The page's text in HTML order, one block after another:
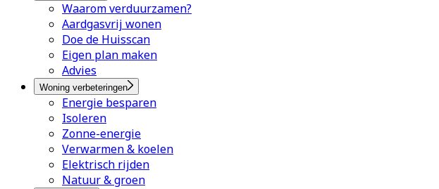
Waarom verduurzamen?
Aardgasvrij wonen
Doe de Huisscan
Eigen plan maken
Advies
Woning verbeteringen
Energie besparen
Isoleren
Zonne-energie
Verwarmen & koelen
Elektrisch rijden
Natuur & groen